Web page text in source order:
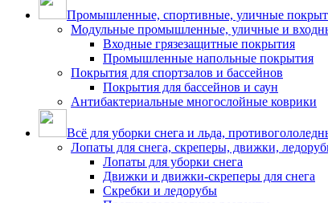
Промышленные, спортивные, уличные
Модульные промышленные, уличные и
Входные грязезащитные покрытия
Промышленные напольные покрытия
Покрытия для спортзалов и бассейнов
Покрытия для бассейнов и саун
Антибактериальные многослойные коврики
Всё для уборки снега и льда,
Лопаты для снега, скреперы, движки,
Лопаты для уборки снега
Движки и движки-скреперы для снега
Скребки и ледорубы